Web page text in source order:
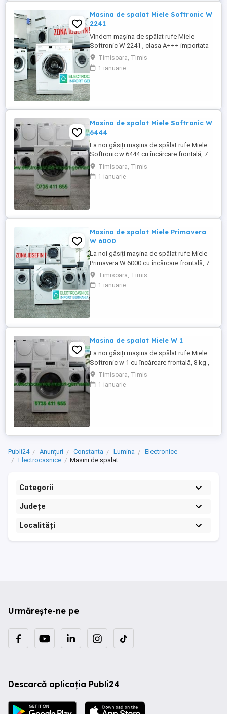
Masina de spalat Miele Softronic W
2241
Vindem mașina de spălat rufe Miele
Softronic W 2241 , clasa A+++ importata
din Germania in stare perfecta de
functionare. Programe spălare: Fierbere
spălare rufe bumbac Spălare bumbac
Timisoara, Timis
1 ianuarie
Masina de spalat Miele Softronic W
6444
La noi găsiți mașina de spălat rufe Miele
Softronic w 6444 cu încărcare frontală, 7
kg , 1400 rpm, aduse din Germania în stare
perfectă de funcționare. Programe
spălare: - Spălare rufe bumbac - Spălare
Timisoara, Timis
1 ianuarie
Masina de spalat Miele Primavera
W 6000
La noi găsiți mașina de spălat rufe Miele
Primavera W 6000 cu încărcare frontală, 7
kg , 1400 rpm, aduse din Germania în stare
perfectă de funcționare. Programe
spălare: - Spălare rufe bumbac - Spălare
Timisoara, Timis
1 ianuarie
Masina de spalat Miele W 1
La noi găsiți mașina de spălat rufe Miele
Softronic w 1 cu încărcare frontală, 8 kg ,
1400 rpm, aduse din Germania în stare
perfectă de funcționare. Programe
spălare: - Spălare rufe bumbac - Spălare
Timisoara, Timis
1 ianuarie
Publi24 Anunțuri Constanta Lumina
Electronice
Electrocasnice
Masini de spalat
Categorii
Județe
Localități
Urmărește-ne pe
Descarcă aplicația Publi24